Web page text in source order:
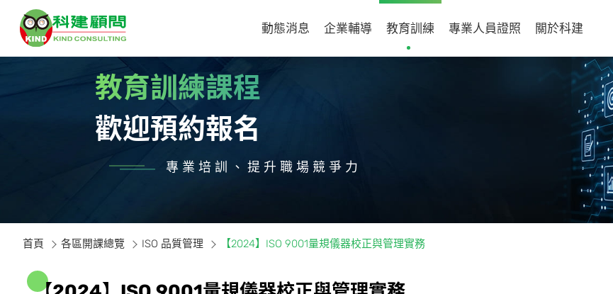
動態消息 企業輔導 教育訓練 專業人員證照 關於科建
教育訓練課程
歡迎預約報名
專業培訓、提升職場競爭力
首頁 各區開課總覽 ISO 品質管理 【2024】ISO 9001量規儀器校正與管理實務